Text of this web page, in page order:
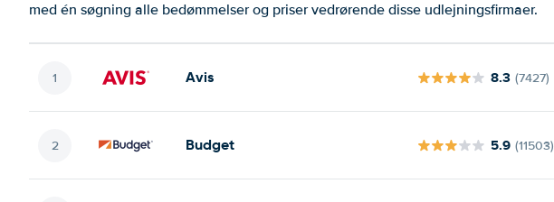
med én søgning alle bedømmelser og priser vedrørende disse udlejningsfirmaer.
Avis 8.3 (7427)
Budget 5.9 (11503)